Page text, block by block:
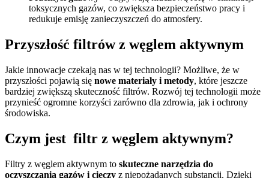
toksycznych gazów, co zwiększa bezpieczeństwo pracy i
redukuje emisję zanieczyszczeń do atmosfery.
Przyszłość filtrów z węglem aktywnym
Jakie innowacje czekają nas w tej technologii? Możliwe, że w
przyszłości pojawią się nowe materiały i metody, które jeszcze
bardziej zwiększą skuteczność filtrów. Rozwój tej technologii może
przynieść ogromne korzyści zarówno dla zdrowia, jak i ochrony
środowiska.
Czym jest filtr z węglem aktywnym?
Filtry z węglem aktywnym to skuteczne narzędzia do
oczyszczania gazów i cieczy z niepożądanych substancji. Dzięki